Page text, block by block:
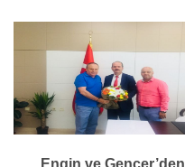
Engin ve Gençer’den